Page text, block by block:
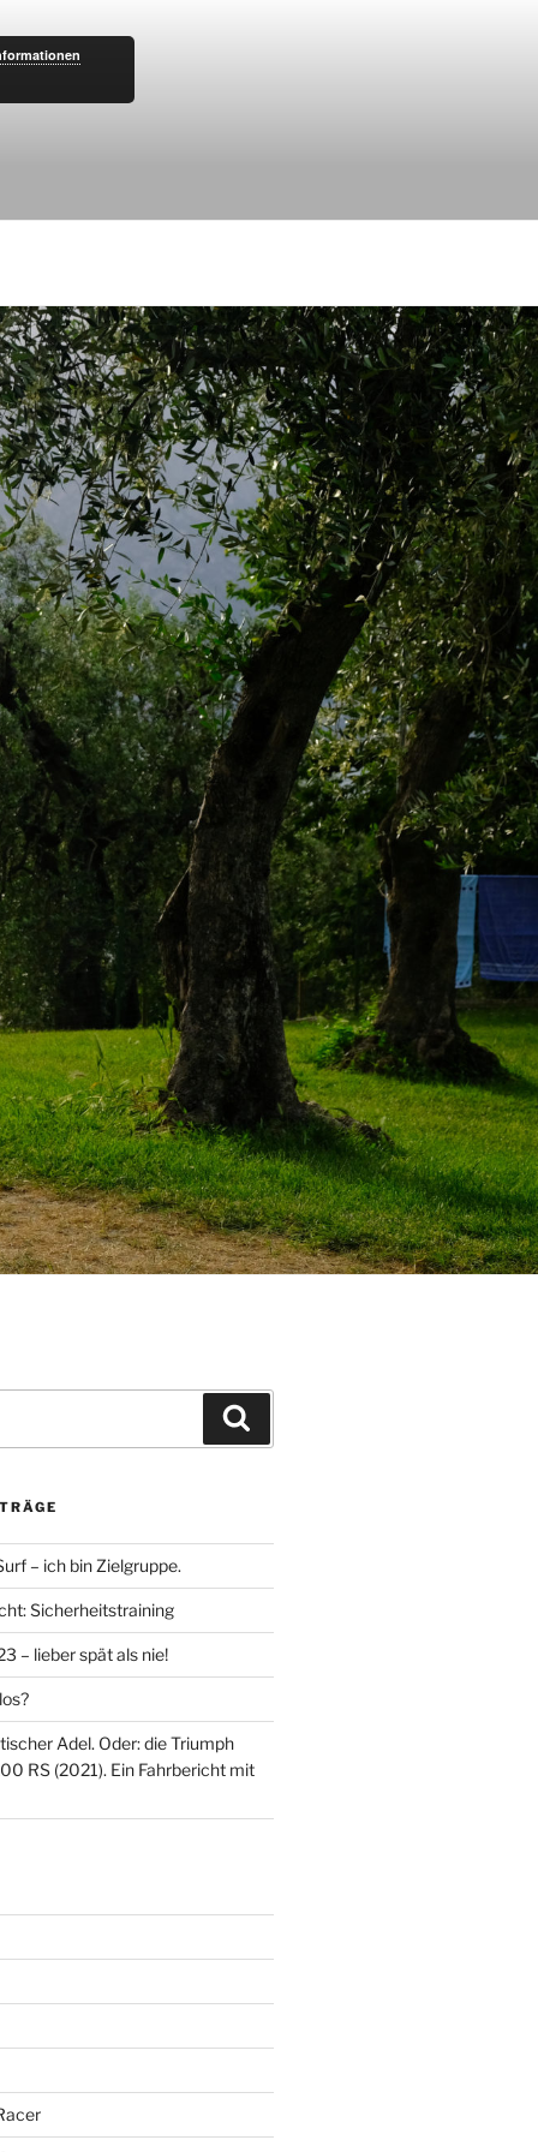
– ich bin Zielgruppe.
Sicherheitstraining
– lieber spät als nie!
Adel. Oder: die Triumph
RS (2021). Ein Fahrbericht mit